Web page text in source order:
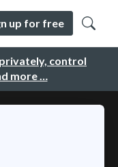
control
more …
up for free